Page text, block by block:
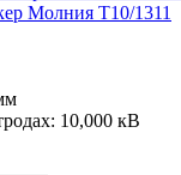
Молния T10/1311
10,000 кВ